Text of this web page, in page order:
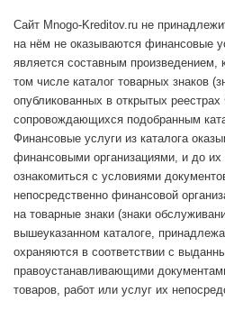
Сайт Mnogo-Kreditov.ru не
на нём не оказываются финансовые
является составным произведением,
том числе каталог товарных знаков
опубликованных в открытых
сопровождающихся подобранным
Финансовые услуги из каталога
финансовыми организациями, и до
ознакомиться с условиями
непосредственно финансовой
на товарные знаки (знаки
вышеуказанном каталоге,
охраняются в соответствии с
правоустанавливающими
товаров, работ или услуг их